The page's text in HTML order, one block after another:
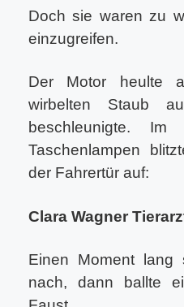
Doch sie waren zu
einzugreifen.
Der Motor heulte
wirbelten Staub
beschleunigte.
Taschenlampen
der Fahrertür auf:
Clara Wagner
Einen Moment lang
nach, dann ballte